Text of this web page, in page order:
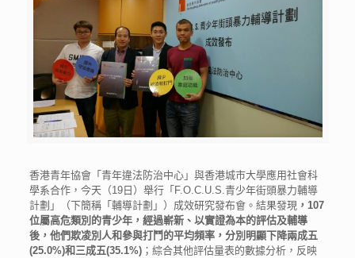
香港青年協會「青年違法防治中心」與香港城市大學應用社會科
學系合作，今天（19日）舉行「F.O.C.U.S.青少年街頭暴力輔導
計劃」（下簡稱「輔導計劃」）成效研究發布會。結果發現 ，107
位屬高危類別的青少年，經過嶄新、以實證為本的評估及輔導
後，他們欺凌別人和參與打鬥的平均頻率，分別明顯下降兩成五
(25.0%)和三成五(35.1%) ；綜合其他評估量表的數據分析，反映